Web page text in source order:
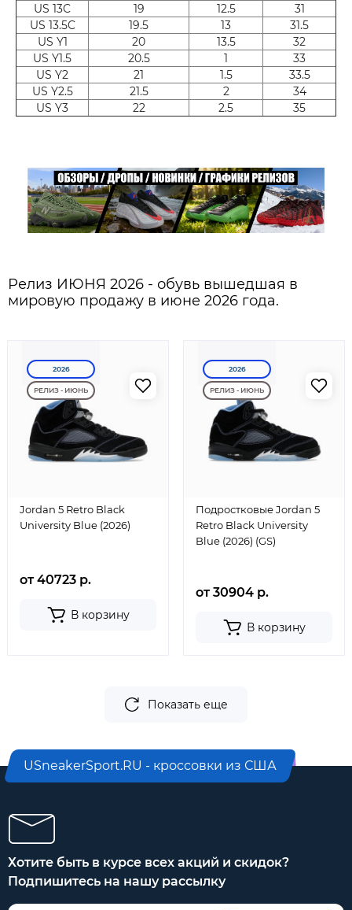
US 13C 19 12.5
31
US 13.5C
19.5 13
31.5
US Y1
20 13.5
32
US Y1.5
20.5 1
33
US Y2
21 1.5
33.5
US Y2.5
21.5 2
34
US Y3
22 2.5 35
Релиз ИЮНЯ 2026 - обувь вышедшая в
мировую продажу в июне 2026 года.
2026
РЕЛИЗ - ИЮНЬ
Jordan 5 Retro Black
University Blue (2026)
от 40723 р.
В корзину
2026
РЕЛИЗ - ИЮНЬ
Подростковые Jordan 5
Retro Black University
Blue (2026) (GS)
от 30904 р.
В корзину
Показать еще
USneakerSport.RU - кроссовки из США
Хотите быть в курсе всех акций и скидок?
Подпишитесь на нашу рассылку